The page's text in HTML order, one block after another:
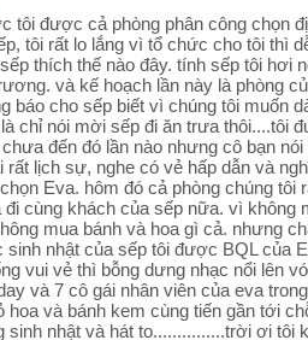
tôi được cả phòng phân công chọn
tôi rất lo lắng vì tổ chức cho tôi thì
thích thế nào đây. tính sếp tôi hơi
và kế hoạch lần này là phòng
báo cho sếp biết vì chúng tôi muốn
chỉ nói mời sếp đi ăn trưa thôi....tôi
đến đó lần nào nhưng cô bạn
rất lịch sự, nghe có vẻ hấp dẫn và
Eva. hôm đó cả phòng chúng tôi
đi cùng khách của sếp nữa. vì không
mua bánh và hoa gì cả. nhưng
sinh nhật của sếp tôi được BQL của
vui vẻ thì bỗng dưng nhạc nổi lên
và 7 cô gái nhân viên của eva
hoa và bánh kem cùng tiến gần tới
sinh nhật và hát to...............trời ơi tôi